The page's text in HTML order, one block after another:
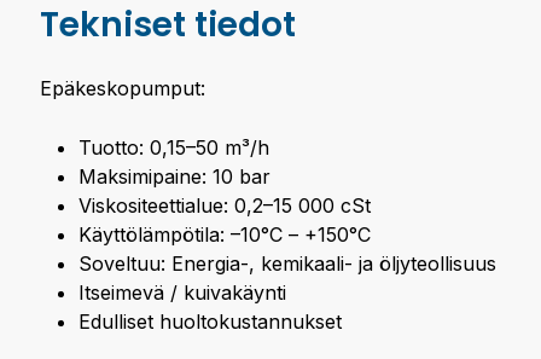
Tekniset tiedot
Epäkeskopumput:
Tuotto: 0,15–50 m³/h
Maksimipaine: 10 bar
Viskositeettialue: 0,2–15 000 cSt
Käyttölämpötila: –10°C – +150°C
Soveltuu: Energia-, kemikaali- ja öljyteollisuus
Itseimevä / kuivakäynti
Edulliset huoltokustannukset